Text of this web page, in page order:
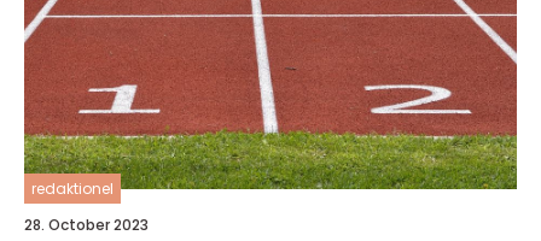
redaktionel
28. October 2023